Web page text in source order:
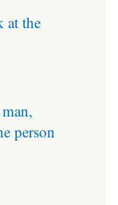
at the
person